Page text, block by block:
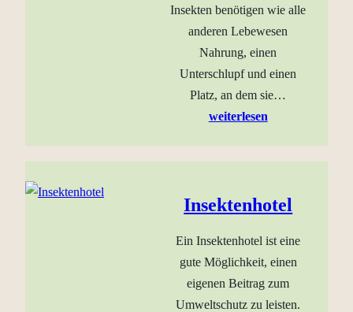
Insekten benötigen wie alle
anderen Lebewesen
Nahrung, einen
Unterschlupf und einen
Platz, an dem sie…
weiterlesen
Insektenhotel
Ein Insektenhotel ist eine
gute Möglichkeit, einen
eigenen Beitrag zum
Umweltschutz zu leisten.